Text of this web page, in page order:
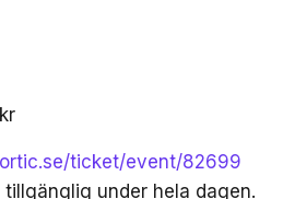
ticket/event/82699
under hela dagen.